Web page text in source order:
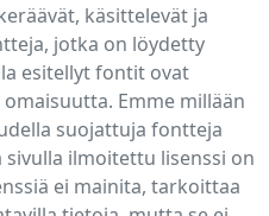
käsittelevät ja
jotka on löydetty
esitellyt fontit ovat
Emme millään
suojattuja fontteja
sivulla ilmoitettu lisenssi on
ei mainita, tarkoittaa